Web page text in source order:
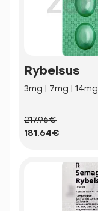
Rybelsus
3mg | 7mg | 14mg
217.96€
181.64€